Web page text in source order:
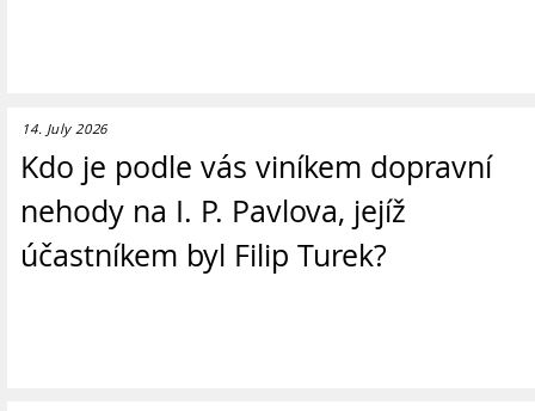
14. July 2026
Kdo je podle vás viníkem dopravní
nehody na I. P. Pavlova, jejíž
účastníkem byl Filip Turek?